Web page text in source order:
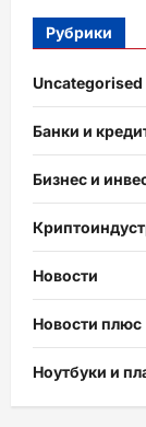
Рубрики
Uncategorised
Банки и
Бизнес и
Новости
Новости плюс
Ноутбуки и